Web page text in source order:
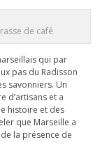
de café
qui par
pas du Radisson
savonniers. Un
d’artisans et a
histoire et des
que Marseille a
la présence de